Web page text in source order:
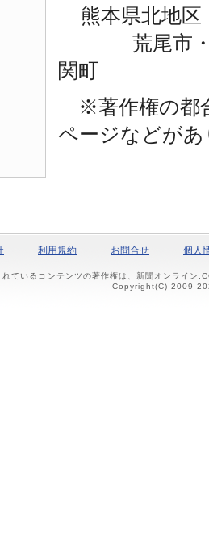
熊本県北地区
荒尾市・玉
関町
※著作権の都
ページなどが
利用規約 お問合せ 個人
ているコンテンツの著作権は、新聞オンライン
Copyright(C) 2009-